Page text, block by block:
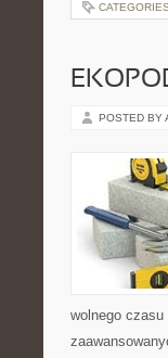
POSTED BY
wolnego